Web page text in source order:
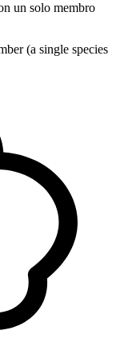
un solo membro
(a single species